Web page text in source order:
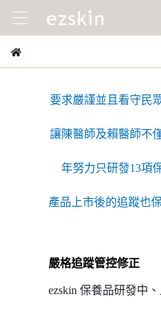
要求嚴謹並且看守民
讓陳醫師及賴醫師不
年努力只研發13項
產品 上市後的追蹤也
嚴格追蹤管控修正
ezskin 保養品研發中